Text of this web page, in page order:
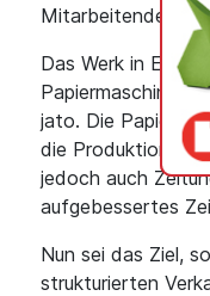
Mitarbeitende
Das Werk in
Papiermaschine
jato. Die
die Produktion
jedoch auch
aufgebessertes
Nun sei das Ziel,
strukturierten